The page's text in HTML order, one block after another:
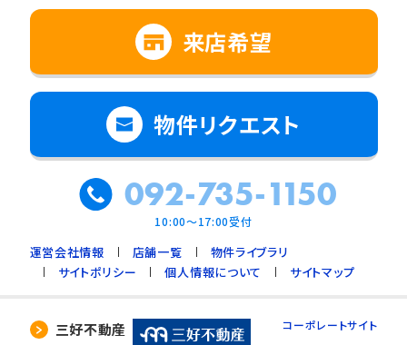
来店希望
物件リクエスト
092-735-1150
10:00～17:00受付
運営会社情報 店舗一覧
物件ライブラリ
サイトポリシー
個人情報について サイトマップ
三好不動産 コーポレートサイト